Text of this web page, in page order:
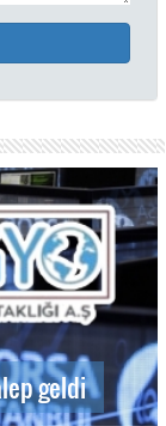
geldi